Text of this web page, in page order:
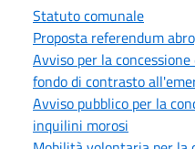
Statuto comunale
Proposta referendum
Avviso per la
fondo di contrasto
Avviso pubblico per la
inquilini morosi